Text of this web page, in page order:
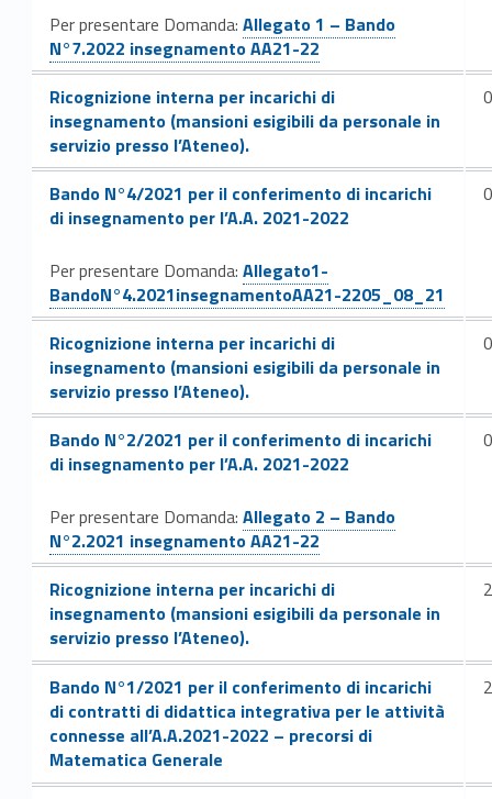
Per presentare Domanda: Link identifier #identifier__78080-89
Allegato 1 – Bando
N°7.2022 insegnamento AA21-22
Link identifier #identifier__72632-91
Ricognizione interna per incarichi di
insegnamento (mansioni esigibili da personale in
servizio presso l’Ateneo).
Link identifier #identifier__124604-92
Bando N°4/2021 per il conferimento di incarichi
di insegnamento per l’A.A. 2021-2022
Per presentare Domanda: Link identifier #identifier__31141-93
Allegato1-
BandoN°4.2021insegnamentoAA21-2205_08_21
Link identifier #identifier__193145-95
Ricognizione interna per incarichi di
insegnamento (mansioni esigibili da personale in
servizio presso l’Ateneo).
Link identifier #identifier__195063-96
Bando N°2/2021 per il conferimento di incarichi
di insegnamento per l’A.A. 2021-2022
Per presentare Domanda: Link identifier #identifier__188885-97
Allegato 2 – Bando
N°2.2021 insegnamento AA21-22
Link identifier #identifier__106235-99
Ricognizione interna per incarichi di
insegnamento (mansioni esigibili da personale in
servizio presso l’Ateneo).
Link identifier #identifier__20400-100
Bando N°1/2021 per il conferimento di incarichi
di contratti di didattica integrativa per le attività
connesse all’A.A.2021-2022 – precorsi di
Matematica Generale